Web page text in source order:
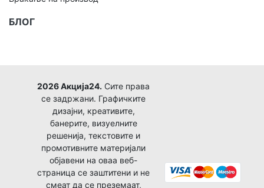
БЛОГ
2026 Акција24. Сите права
се задржани. Графичките
дизајни, креативите,
банерите, визуелните
решенија, текстовите и
промотивните материјали
објавени на оваа веб-
страница се заштитени и не
смеат да се преземаат,